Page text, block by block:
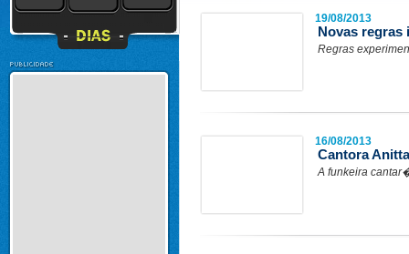
19/08/2013
Novas
Regras
16/08/2013
Cantora
A funkeira